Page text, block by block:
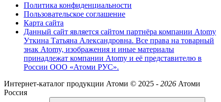
Политика конфиденциальности
Пользовательское соглашение
Карта сайта
Данный сайт является сайтом партнёра компании Atomy
Уткина Татьяна Александровна. Все права на товарный
знак Atomy, изображения и иные материалы
принадлежат компании Atomy и её представителю в
России ООО «Атоми РУС».
Интернет-каталог продукции Атоми © 2025 - 2026 Атоми
Россия